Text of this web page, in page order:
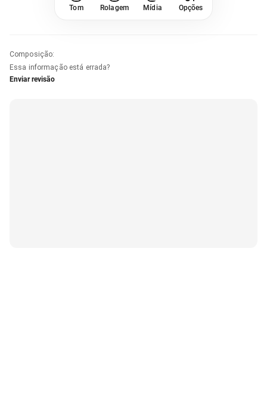
Tom Rolagem Mídia Opções
Composição:
Essa informação está errada?
Enviar revisão